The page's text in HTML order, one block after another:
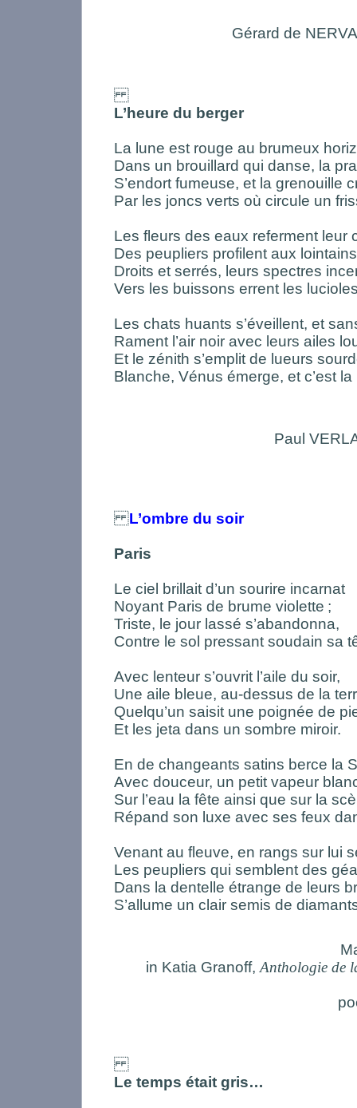
Gérard de
L’heure du berger
La lune est rouge au brumeux
Dans un brouillard qui danse, la
S’endort fumeuse, et la grenouille
Par les joncs verts où circule un
Les fleurs des eaux referment leur
Des peupliers profilent aux
Droits et serrés, leurs spectres
Vers les buissons errent les
Les chats huants s’éveillent, et
Rament l’air noir avec leurs ailes
Et le zénith s’emplit de lueurs
Blanche, Vénus émerge, et c’est la
Paul
L’ombre du soir
Paris
Le ciel brillait d’un sourire incarnat
Noyant Paris de brume violette ;
Triste, le jour lassé s’abandonna,
Contre le sol pressant soudain sa
Avec lenteur s’ouvrit l’aile du soir,
Une aile bleue, au-dessus de la
Quelqu’un saisit une poignée de
Et les jeta dans un sombre miroir.
En de changeants satins berce la
Avec douceur, un petit vapeur
Sur l’eau la fête ainsi que sur la
Répand son luxe avec ses feux
Venant au fleuve, en rangs sur lui
Les peupliers qui semblent des
Dans la dentelle étrange de leurs
S’allume un clair semis de
in Katia Granoff, Anthologie de
Le temps était gris…